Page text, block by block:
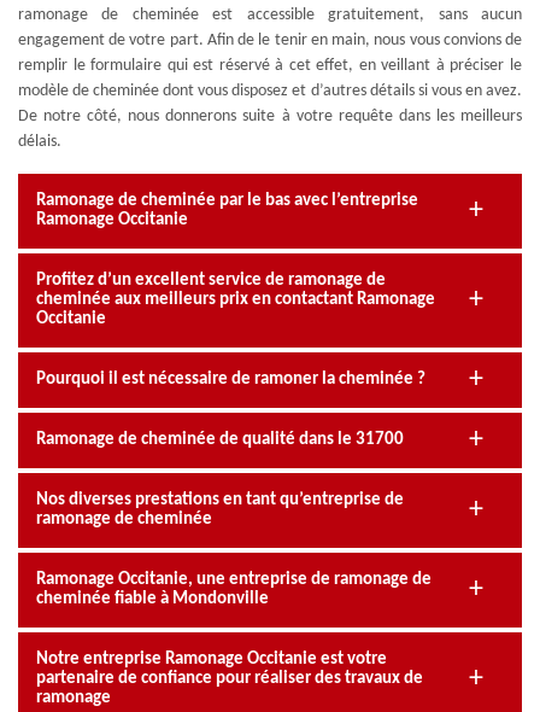
ramonage de cheminée est accessible gratuitement, sans aucun
engagement de votre part. Afin de le tenir en main, nous vous convions de
remplir le formulaire qui est réservé à cet effet, en veillant à préciser le
modèle de cheminée dont vous disposez et d’autres détails si vous en avez.
De notre côté, nous donnerons suite à votre requête dans les meilleurs
délais.
Ramonage de cheminée par le bas avec l’entreprise
Ramonage Occitanie
Profitez d’un excellent service de ramonage de
cheminée aux meilleurs prix en contactant Ramonage
Occitanie
Pourquoi il est nécessaire de ramoner la cheminée ?
Ramonage de cheminée de qualité dans le 31700
Nos diverses prestations en tant qu’entreprise de
ramonage de cheminée
Ramonage Occitanie, une entreprise de ramonage de
cheminée fiable à Mondonville
Notre entreprise Ramonage Occitanie est votre
partenaire de confiance pour réaliser des travaux de
ramonage